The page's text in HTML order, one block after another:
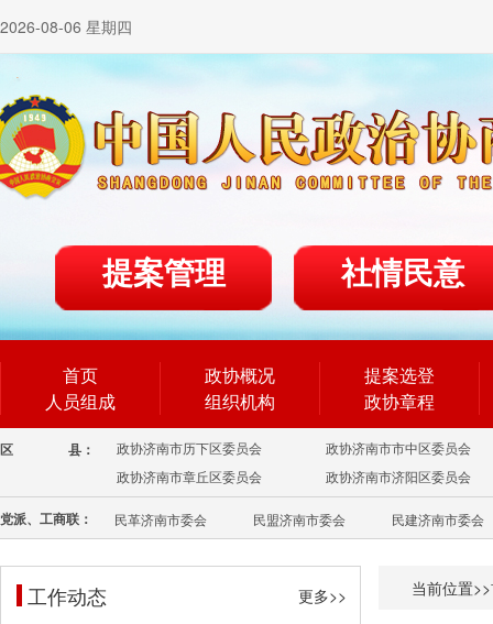
2026-08-06 星期四
提案管理 社情民意
首页
人员组成
政协概况
组织机构
提案选登
政协章程
区 县： 政协济南市历下区委员会
政协济南市市中区委员会
政协济南市章丘区委员会
政协济南市济阳区委员会
党派、工商联： 民革济南市委会 民盟济南市委会 民建济南市委会
工作动态
更多>>
当前位置>>